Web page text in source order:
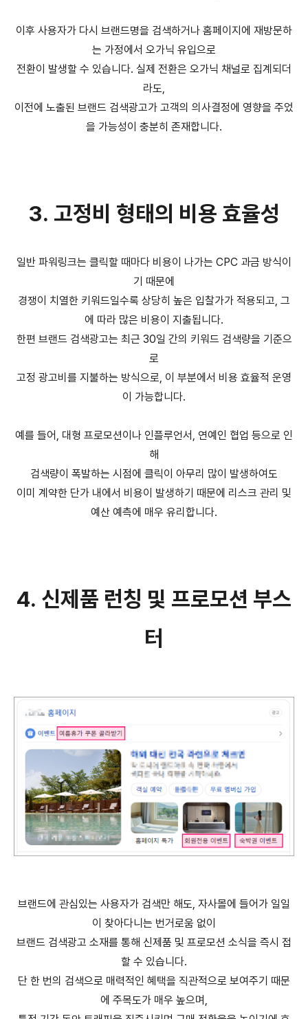
이후 사용자가 다시 브랜드명을 검색하거나 홈페이지에 재방문하
는 가정에서 오가닉 유입으로
전환이 발생할 수 있습니다. 실제 전환은 오가닉 채널로 집계되더
라도,
이전에 노출된 브랜드 검색광고가 고객의 의사결정에 영향을 주었
을 가능성이 충분히 존재합니다.
3. 고정비 형태의 비용 효율성
일반 파워링크는 클릭할 때마다 비용이 나가는 CPC 과금 방식이
기 때문에
경쟁이 치열한 키워드일수록 상당히 높은 입찰가가 적용되고, 그
에 따라 많은 비용이 지출됩니다.
한편 브랜드 검색광고는 최근 30일 간의 키워드 검색량을 기준으
로
고정 광고비를 지불하는 방식으로, 이 부분에서 비용 효율적 운영
이 가능합니다.
예를 들어, 대형 프로모션이나 인플루언서, 연예인 협업 등으로 인
해
검색량이 폭발하는 시점에 클릭이 아무리 많이 발생하여도
이미 계약한 단가 내에서 비용이 발생하기 때문에 리스크 관리 및
예산 예측에 매우 유리합니다.
4. 신제품 런칭 및 프로모션 부스
터
브랜드에 관심있는 사용자가 검색만 해도, 자사몰에 들어가 일일
이 찾아다니는 번거로움 없이
브랜드 검색광고 소재를 통해 신제품 및 프로모션 소식을 즉시 접
할 수 있습니다.
단 한 번의 검색으로 매력적인 혜택을 직관적으로 보여주기 때문
에 주목도가 매우 높으며,